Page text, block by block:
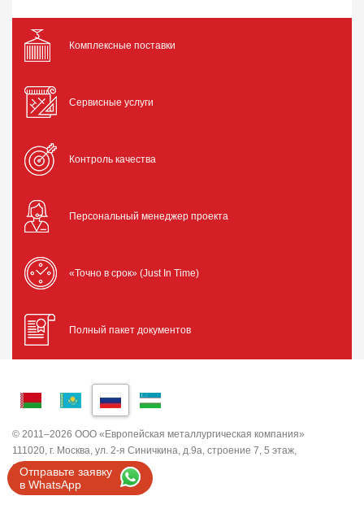
Отправьте заявку
в WhatsApp
Комплексные поставки
Сервисные услуги
Контроль качества
Персональный менеджер проекта
«Точно в срок» (Just In Time)
Полный пакет документов
© 2011–2026 ООО «Европейская металлургическая компания»
111020, г. Москва, ул. 2-я Синичкина, д.9а, строение 7, 5 этаж,
помещение I, комната 5
ИНН 7743820503 ООО "ЕМК"